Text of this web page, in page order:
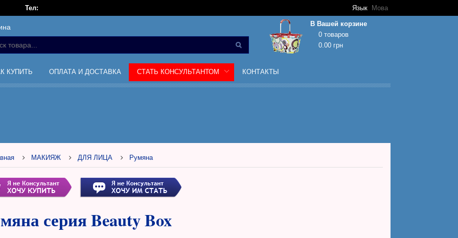
Язык Мова
Тел:
В Вашей корзине
0 товаров
0.00 грн
Корзина покупок пуста!
КУПИТЬ ОПЛАТА И ДОСТАВКА СТАТЬ КОНСУЛЬТАНТОМ КОНТАКТЫ
МАКИЯЖ ДЛЯ ЛИЦА Румяна
серия Beauty Box